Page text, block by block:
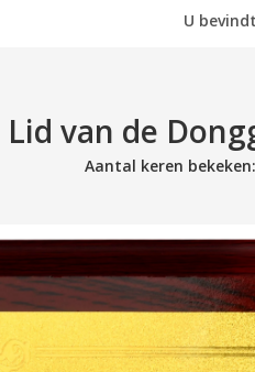
U
Lid van de
Aantal keren bekeken: